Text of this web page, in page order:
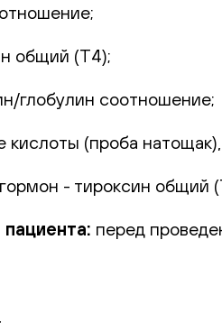
общий (Т4);
глобулин соотношение;
кислоты (проба натощак),
- тироксин общий
: перед